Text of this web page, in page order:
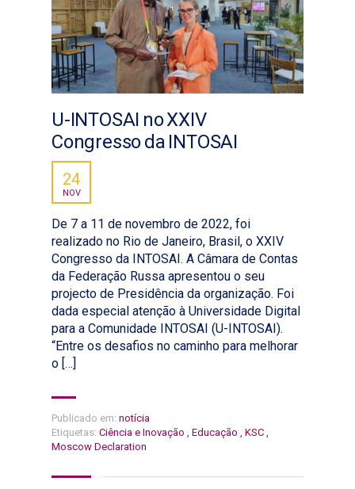
U-INTOSAI no XXIV
Congresso da INTOSAI
24
NOV
De 7 a 11 de novembro de 2022, foi
realizado no Rio de Janeiro, Brasil, o XXIV
Congresso da INTOSAI. A Câmara de Contas
da Federação Russa apresentou o seu
projecto de Presidência da organização. Foi
dada especial atenção à Universidade Digital
para a Comunidade INTOSAI (U-INTOSAI).
“Entre os desafios no caminho para melhorar
o […]
Publicado em: notícia
Etiquetas: Ciência e Inovação Educação KSC
Moscow Declaration